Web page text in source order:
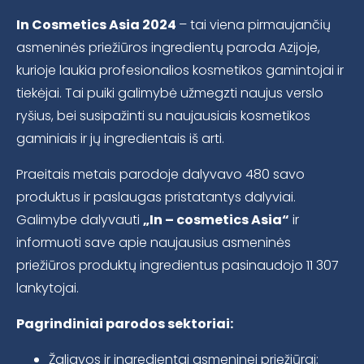
In Cosmetics Asia 2024 – tai viena pirmaujančių
asmeninės priežiūros ingredientų paroda Azijoje,
kurioje laukia profesionalios kosmetikos gamintojai ir
tiekėjai. Tai puiki galimybė užmegzti naujus verslo
ryšius, bei susipažinti su naujausiais kosmetikos
gaminiais ir jų ingredientais iš arti.
Praeitais metais parodoje dalyvavo 480 savo
produktus ir paslaugas pristatantys dalyviai.
Galimybe dalyvauti „In – cosmetics Asia“ ir
informuoti save apie naujausius asmeninės
priežiūros produktų ingredientus pasinaudojo 11 307
lankytojai.
Pagrindiniai parodos sektoriai:
Žaliavos ir ingredientai asmeninei priežiūrai;